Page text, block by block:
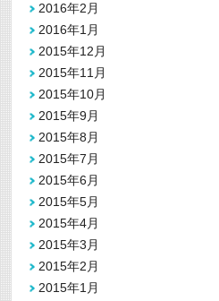
2016年2月
2016年1月
2015年12月
2015年11月
2015年10月
2015年9月
2015年8月
2015年7月
2015年6月
2015年5月
2015年4月
2015年3月
2015年2月
2015年1月